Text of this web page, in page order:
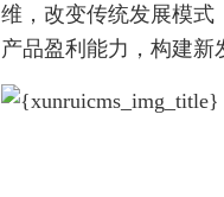
维，改变传统发展模式
产品盈利能力，构建